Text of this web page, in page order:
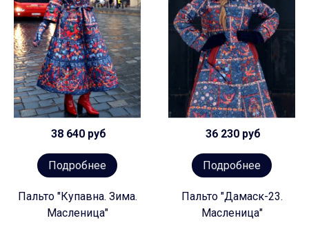
38 640 руб
Подробнее
Пальто "Купавна. Зима.
Масленица"
36 230 руб
Подробнее
Пальто "Дамаск-23.
Масленица"